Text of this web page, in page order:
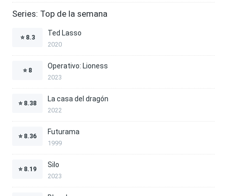
Series: Top de la semana
⭐ 8.3
Ted Lasso
2020
⭐ 8
Operativo: Lioness
2023
⭐ 8.38
La casa del dragón
2022
⭐ 8.36
Futurama
1999
⭐ 8.19
Silo
2023